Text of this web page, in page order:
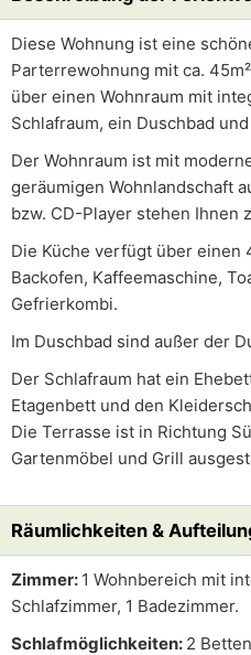
Diese Wohnung ist eine
Parterrewohnung mit ca.
über einen Wohnraum mit
Schlafraum, ein Duschbad
Der Wohnraum ist mit
geräumigen Wohnlandschaft
bzw. CD-Player stehen Ihnen
Die Küche verfügt über einen
Backofen, Kaffeemaschine,
Gefrierkombi.
Im Duschbad sind außer der
Der Schlafraum hat ein
Etagenbett und den
Die Terrasse ist in Richtung
Gartenmöbel und Grill
Räumlichkeiten &
Zimmer: 1 Wohnbereich mit
Schlafzimmer, 1 Badezimmer.
Schlafmöglichkeiten: 2